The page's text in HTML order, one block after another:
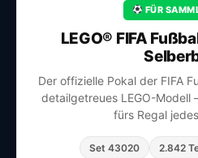
FÜR
LEGO® FIFA
Der offizielle Pokal der FIFA
detailgetreues LEGO-Modell
fürs Regal
Set 43020 2.842